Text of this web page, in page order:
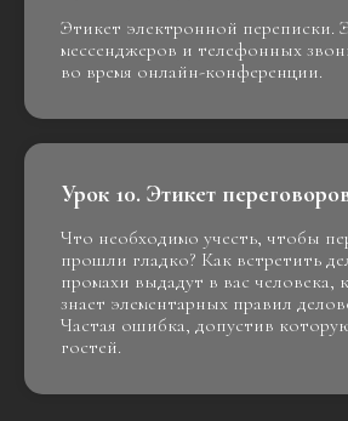
Этикет электронной переписки.
мессенджеров и телефонных
во время онлайн-конференции.
Урок 10. Этикет
Что необходимо учесть, чтобы
прошли гладко? Как встретить
промахи выдадут в вас человека,
знает элементарных правил
Частая ошибка, допустив
гостей.